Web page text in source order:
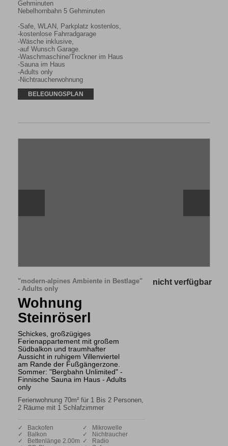
Gehminuten
Nebelhornbahn 5 Gehminuten
-Safe, WLAN, Parkplatz kostenlos,
-kostenlose Fahrradgarage
-Wäsche inklusive,
-auf Wunsch Garage.
-Waschmaschine/Trockner im Haus
-Sauna im Haus
-Adults only
-Nichtraucherwohnung
BELEGUNGSPLAN
"modern-alpines Ambiente in Bestlage"
- Adults only
Wohnung
Steinröserl
Schickes, großzügiges
Ferienappartement mit großem
Südbalkon und traumhafter
Aussicht in ruhigem Villenviertel
am Rande der Fußgängerzone.
Sommer: "Bergbahn Unlimited" -
Finnische Sauna im Haus - Adults
only
Ferienwohnung 70m² für 1 Bis 2 Personen,
2 Räume mit 1 Schlafzimmer
✓ Backofen
✓ Balkon
✓ Bettenlänge 2.00m
✓ Mikrowelle
✓ Nichtraucher
✓ Radio
nicht verfügbar